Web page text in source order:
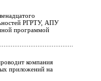
РГРТУ, АПУ
программой
компания
приложений на